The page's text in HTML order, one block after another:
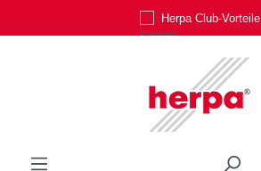
Zum Hauptinhalt springenHerpa Club-Vorteile